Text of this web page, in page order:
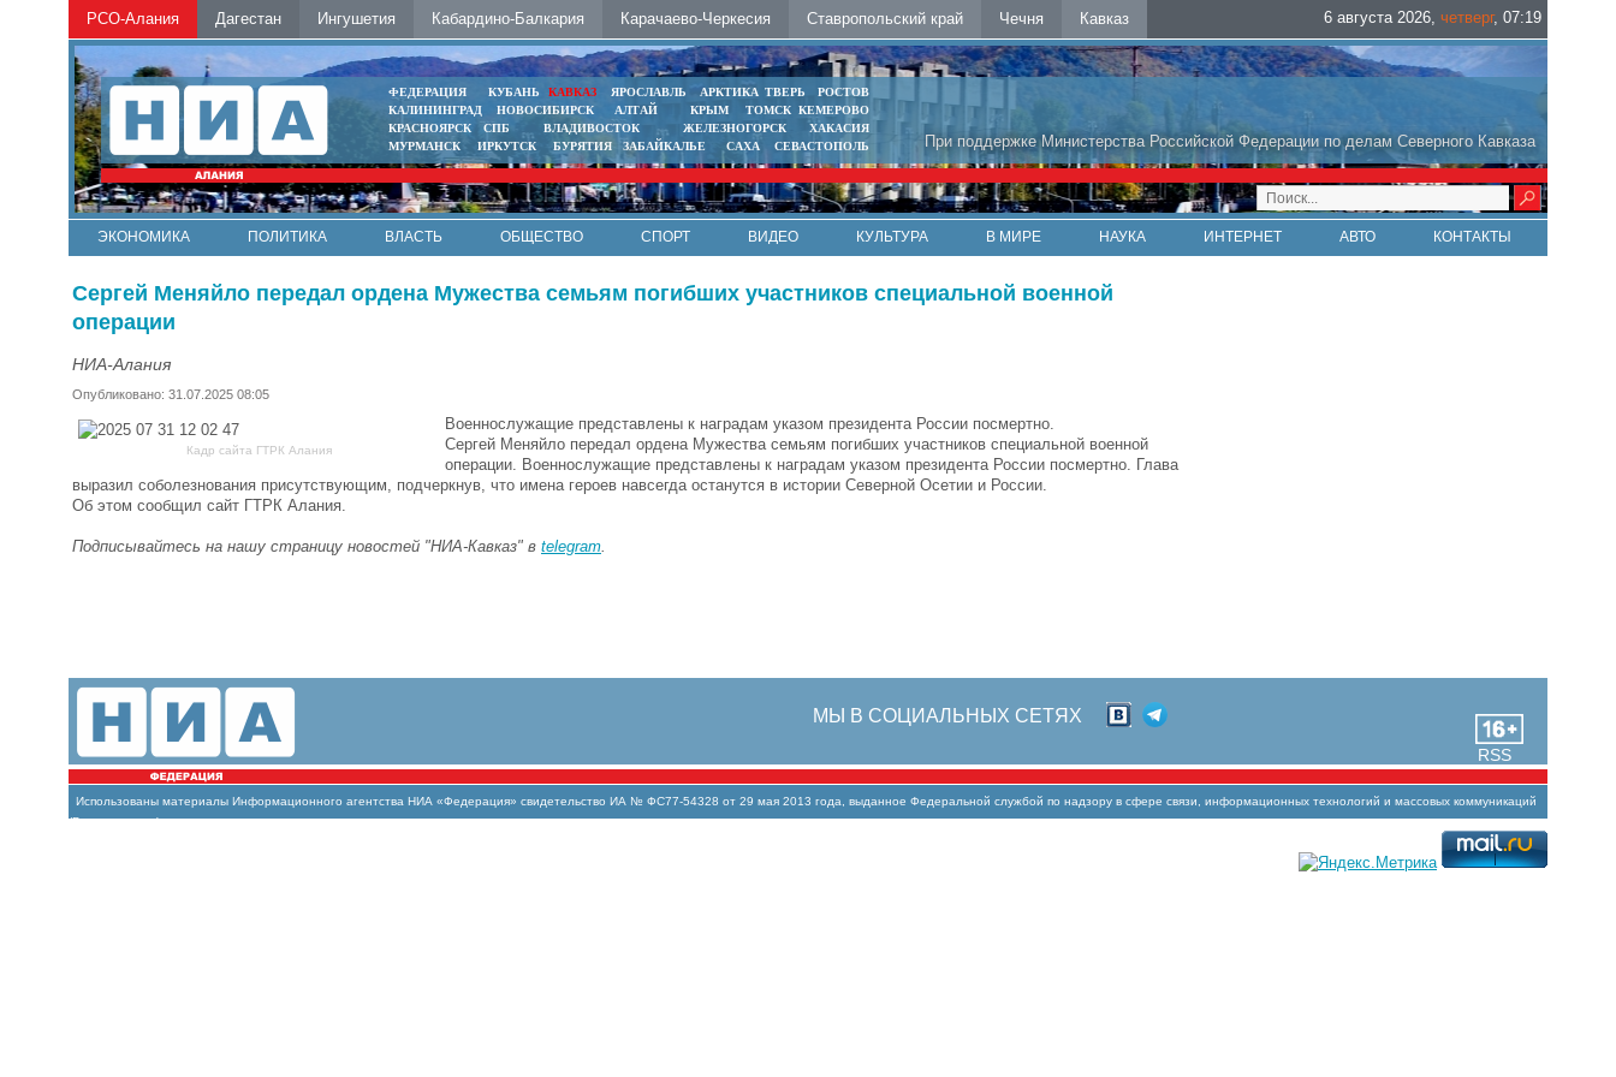
РСО-Алания Дагестан Ингушетия Кабардино-Балкария Карачаево-Черкесия Ставропольский край Чечня Кавказ 6 августа 2026, четверг, 07:19
При поддержке Министерства Российской Федерации по делам Северного Кавказа
ФЕДЕРАЦИЯ КУБАНЬ КАВКАЗ ЯРОСЛАВЛЬ АРКТИКА ТВЕРЬ
РОСТОВ
КАЛИНИНГРАД
НОВОСИБИРСК АЛТАЙ КРЫМ ТОМСК КЕМЕРОВО
КРАСНОЯРСК
СПБ ВЛАДИВОСТОК ЖЕЛЕЗНОГОРСК
ХАКАСИЯ
МУРМАНСК
ИРКУТСК БУРЯТИЯ ЗАБАЙКАЛЬЕ САХА СЕВАСТОПОЛЬ
ЭКОНОМИКА ПОЛИТИКА ВЛАСТЬ ОБЩЕСТВО СПОРТ ВИДЕО КУЛЬТУРА В МИРЕ НАУКА ИНТЕРНЕТ АВТО КОНТАКТЫ
Сергей Меняйло передал ордена Мужества семьям погибших участников специальной военной
операции
НИА-Алания
Опубликовано: 31.07.2025 08:05
Кадр сайта ГТРК Алания
Военнослужащие представлены к наградам указом президента России посмертно.
Сергей Меняйло передал ордена Мужества семьям погибших участников специальной военной
операции. Военнослужащие представлены к наградам указом президента России посмертно. Глава
выразил соболезнования присутствующим, подчеркнув, что имена героев навсегда останутся в истории Северной Осетии и России.
Об этом сообщил сайт ГТРК Алания.
Подписывайтесь на нашу страницу новостей "НИА-Кавказ" в telegram
RSS
МЫ В СОЦИАЛЬНЫХ СЕТЯХ
Использованы материалы Информационного агентства НИА «Федерация» свидетельство ИА № ФС77-54328 от 29 мая 2013 года, выданное Федеральной службой по надзору в сфере связи, информационных технологий и массовых коммуникаций
(Роскомнадзор)